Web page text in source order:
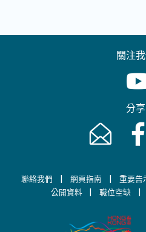
關注
分享
Email [This
聯絡我們 | 網頁指南 | 重要告
公開資料 | 職位空缺 |